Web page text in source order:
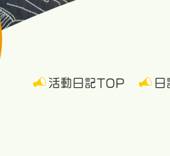
活動日記TOP 日